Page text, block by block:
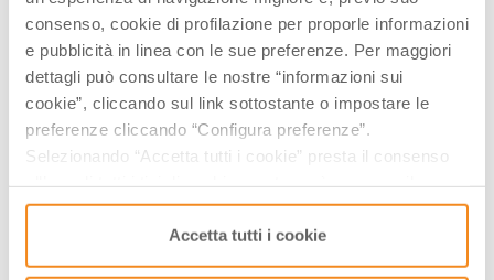
consenso, cookie di profilazione per proporle informazioni
e pubblicità in linea con le sue preferenze. Per maggiori
dettagli può consultare le nostre “informazioni sui
cookie”, cliccando sul link sottostante o impostare le
preferenze cliccando “Configura preferenze”.
Selezionando “Accetta tutti i cookie” presta il consenso
consenso cliccando su “Usa solo i cookie necessari” e
saranno attivati i soli cookie tecnici necessari al corretto
funzionamento del sito.
Accetta tutti i cookie